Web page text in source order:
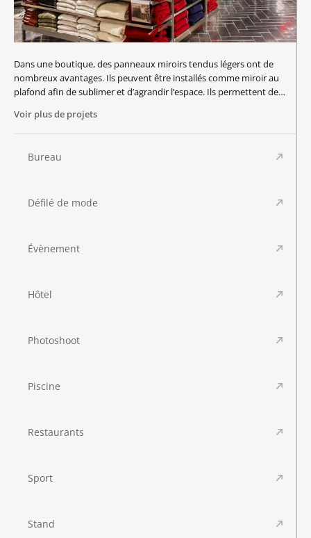
Dans une boutique, des panneaux miroirs tendus légers ont de
nombreux avantages. Ils peuvent être installés comme miroir au
plafond afin de sublimer et d’agrandir l’espace. Ils permettent de
espace de circulation pour orienter votre clientèle notamment grâce
à la possibilité d’avoir des spots encastrés. Enfin, ils peuvent être un
avec l’image que renvoi votre marque ainsi que sa direction
tendus sont idéals pour vos projets !
Voir plus de projets
Bureau
Défilé de mode
Évènement
Hôtel
Photoshoot
Piscine
Restaurants
Sport
Stand